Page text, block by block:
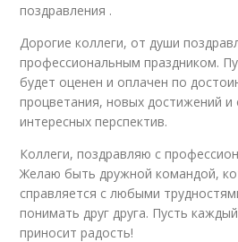
поздравления .
Дорогие коллеги, от души
профессиональным праздником.
будет оценен и оплачен по
процветания, новых достижений
интересных перспектив.
Коллеги, поздравляю с
Желаю быть дружной командой,
справляется с любыми
понимать друг друга. Пусть
приносит радость!